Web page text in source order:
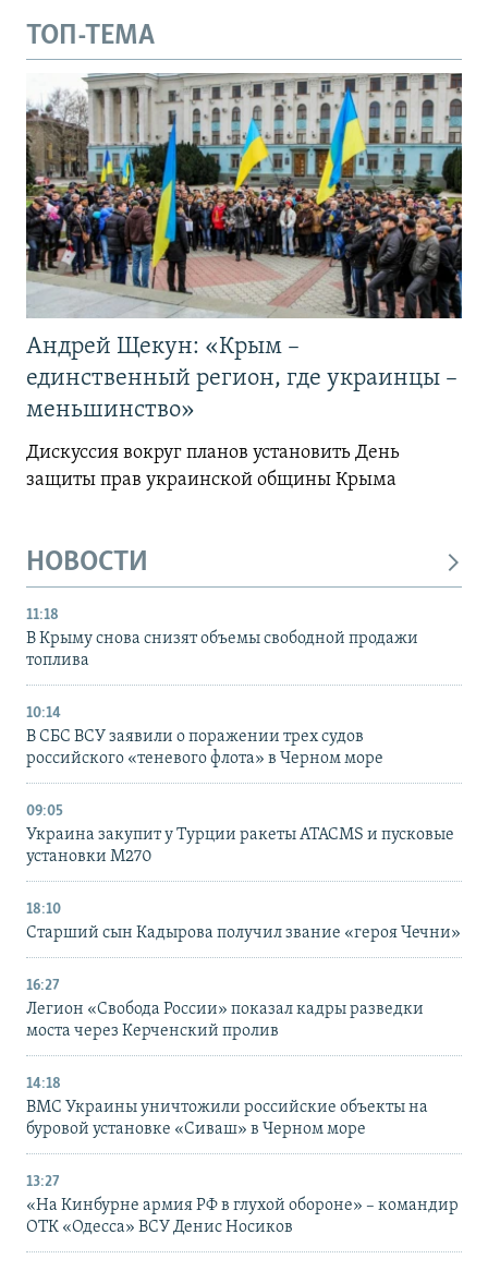
ТОП-ТЕМА
Андрей Щекун: «Крым –
единственный регион, где украинцы –
меньшинство»
Дискуссия вокруг планов установить День
защиты прав украинской общины Крыма
НОВОСТИ
11:18
В Крыму снова снизят объемы свободной продажи
топлива
10:14
В СБС ВСУ заявили о поражении трех судов
российского «теневого флота» в Черном море
09:05
Украина закупит у Турции ракеты ATACMS и пусковые
установки M270
18:10
Старший сын Кадырова получил звание «героя Чечни»
16:27
Легион «Свобода России» показал кадры разведки
моста через Керченский пролив
14:18
ВМС Украины уничтожили российские объекты на
буровой установке «Сиваш» в Черном море
13:27
«На Кинбурне армия РФ в глухой обороне» – командир
ОТК «Одесса» ВСУ Денис Носиков